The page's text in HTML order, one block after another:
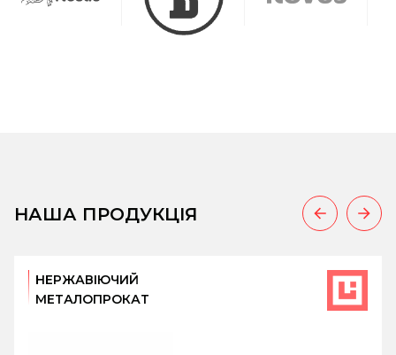
НАША ПРОДУКЦІЯ
НЕРЖАВІЮЧИЙ
МЕТАЛОПРОКАТ